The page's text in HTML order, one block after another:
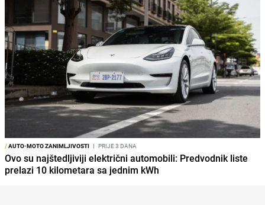
/AUTO-MOTO ZANIMLJIVOSTI I PRIJE 3 DANA
Ovo su najštedljiviji električni automobili: Predvodnik liste
prelazi 10 kilometara sa jednim kWh